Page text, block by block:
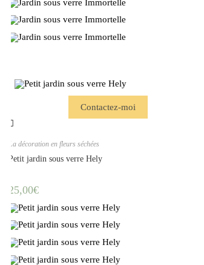
Contactez-moi
La décoration en fleurs séchées
Petit jardin sous verre Hely
25,00€